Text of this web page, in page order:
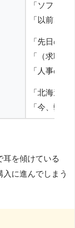
「ソフト
「以前、
「先日の
「（求職
「人事の方
「北海道
「今、弊
耳を傾けている
に進んでしまう